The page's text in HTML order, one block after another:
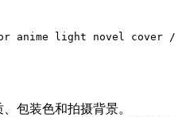
light novel cover /
包装色和拍摄背景。